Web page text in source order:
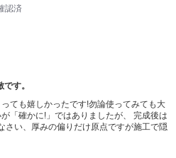
認済
す。
ても嬉しかったです!勿論使ってみても大
「確かに!」ではありましたが、 完成後は
さい、厚みの偏りだけ原点ですが施工で隠